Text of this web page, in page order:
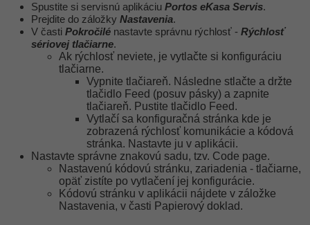
Spustite si servisnú aplikáciu Portos eKasa Servis.
Prejdite do záložky Nastavenia.
V časti Pokročilé nastavte správnu rýchlosť - Rýchlosť
sériovej tlačiarne.
Ak rýchlosť neviete, je vytlačte si konfiguráciu
tlačiarne.
Vypnite tlačiareň. Následne stlačte a držte
tlačidlo Feed (posuv pásky) a zapnite
tlačiareň. Pustite tlačidlo Feed.
Vytlačí sa konfiguračná stránka kde je
zobrazená rýchlosť komunikácie a kódová
stránka. Nastavte ju v aplikácii.
Nastavte správne znakovú sadu, tzv. Code page.
Nastavenú kódovú stránku, zariadenia - tlačiarne,
opäť zistíte po vytlačení jej konfigurácie.
Kódovú stránku v aplikácii nájdete v záložke
Nastavenia, v časti Papierový doklad.